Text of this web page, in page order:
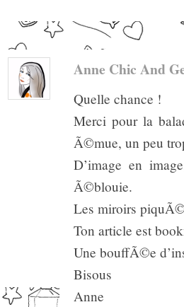
Anne Chic And
Quelle chance !
Merci pour la
Ã©mue, un peu
D’image en
Ã©blouie.
Les miroirs
Ton article est
Une bouffÃ©e
Bisous
Anne